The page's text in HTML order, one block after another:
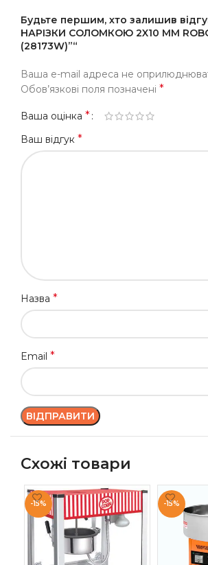
Будьте першим, хто залишив
НАРІЗКИ СОЛОМКОЮ 2X10 ММ
(28173W)”“
Ваша e-mail адреса не
Обов’язкові поля позначені *
Ваша оцінка *
Ваш відгук *
Назва *
Email *
Схожі товари
-15% -15%